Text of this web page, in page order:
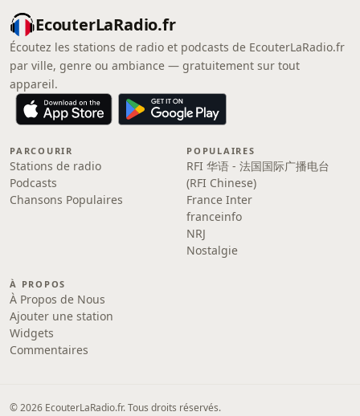
EcouterLaRadio.fr
Écoutez les stations de radio et podcasts de EcouterLaRadio.fr
par ville, genre ou ambiance — gratuitement sur tout
appareil.
PARCOURIR
Stations de radio
Podcasts
Chansons Populaires
POPULAIRES
RFI 华语 - 法国国际广播电台
(RFI Chinese)
France Inter
franceinfo
NRJ
Nostalgie
À PROPOS
À Propos de Nous
Ajouter une station
Widgets
Commentaires
© 2026 EcouterLaRadio.fr. Tous droits réservés.